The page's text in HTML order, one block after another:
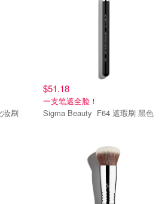
头化妆刷
$51.18
一支笔遮全脸！
Sigma Beauty F64 遮瑕刷 黑色